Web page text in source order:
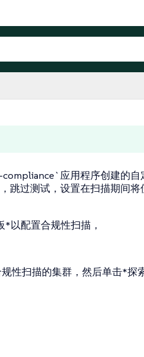
应用程序创建的自
跳过测试，设置在扫描期间将
以配置合规性扫描，
性扫描的集群，然后单击*探